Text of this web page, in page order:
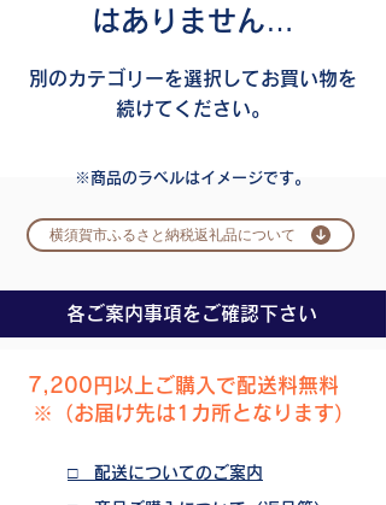
はありません…
別のカテゴリーを選択してお買い物を
続けてください。
​※商品のラベルはイメージです。
横須賀市ふるさと納税返礼品について
​各ご案内事項をご確認下さい
​7,200円以上ご購入で配送料無料
※（お届け先は1カ所となります）
□ ​配送についてのご案内